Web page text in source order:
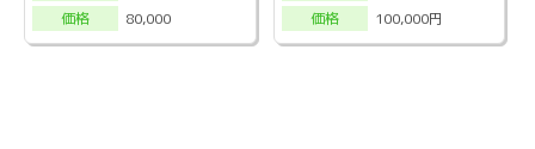
価格
80,000
価格
100,000円